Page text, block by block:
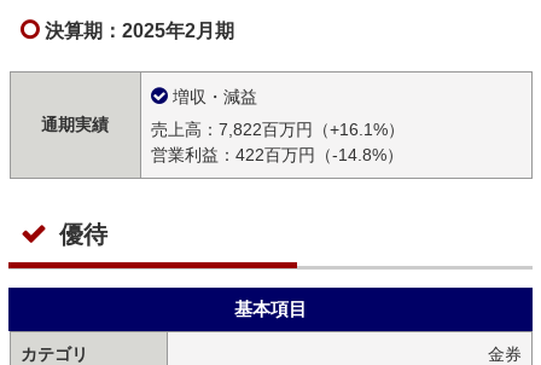
決算期：2025年2月期
通期実績
増収・減益
売上高：7,822百万円（+16.1%）
営業利益：422百万円（-14.8%）
優待
基本項目
カテゴリ 金券